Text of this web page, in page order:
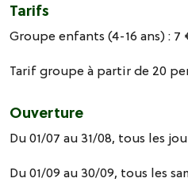
Tarifs
Groupe enfants (4-16 ans) : 7
Tarif groupe à partir de 20
Ouverture
Du 01/07 au 31/08, tous les
Du 01/09 au 30/09, tous les